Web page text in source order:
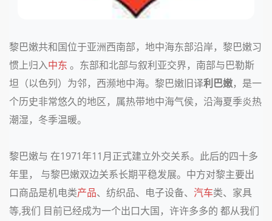
黎巴嫩共和国位于亚洲西南部， 地中海东部沿岸，黎巴嫩习
惯上归入中东 。东部和北部与叙利亚交界，南部与巴勒斯
坦 （以色列）为邻，西濒地中海。黎巴嫩旧译利巴嫩，是一
个历史非常悠久的地区，属热带地中海气侯，沿海夏季炎热
潮湿，冬季温暖。
黎巴嫩与 在1971年11月正式建立外交关系。此后的四十多
年里， 与黎巴嫩双边关系长期平稳发展。中方对黎主要出
口商品是机电类产品、纺织品、电子设备、 汽车类、家具
等,我们 目前已经成为一个出口大国，许许多多的 都从我们